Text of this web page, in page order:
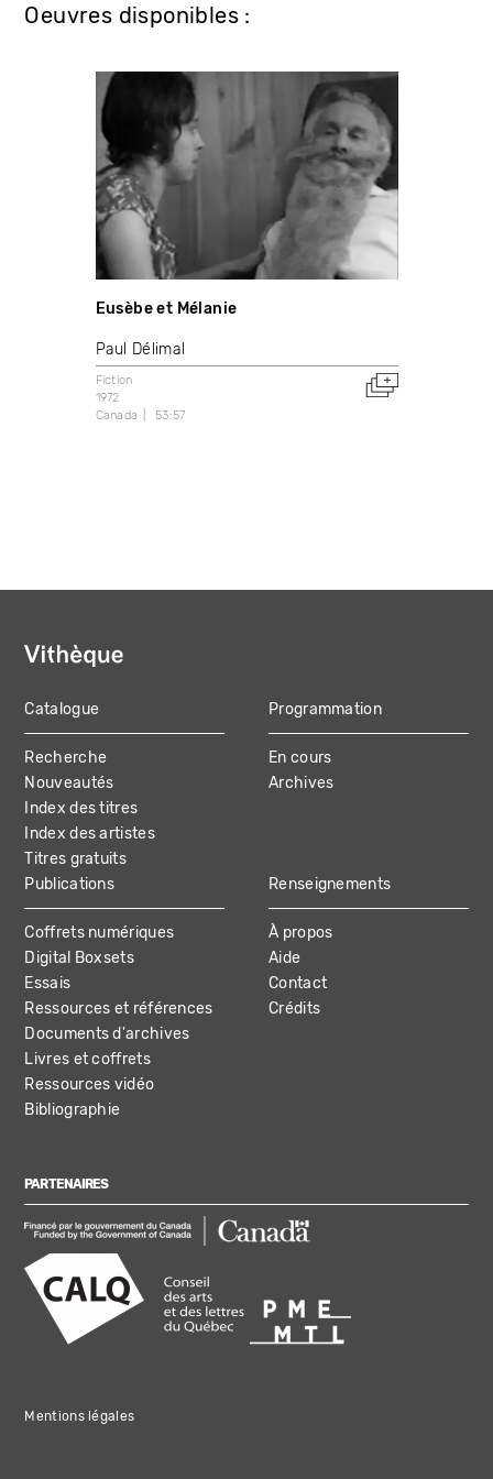
Oeuvres disponibles :
Eusèbe et Mélanie
Paul Délimal
Fiction
1972
Canada
53:57
MAIN
NAVIGATION
Catalogue
Recherche
Nouveautés
Index des titres
Index des artistes
Titres gratuits
Programmation
En cours
Archives
Publications
Coffrets numériques
Digital Boxsets
Essais
Ressources et références
Documents d'archives
Livres et coffrets
Ressources vidéo
Bibliographie
Renseignements
À propos
Aide
Contact
Crédits
PARTENAIRES
Mentions légales